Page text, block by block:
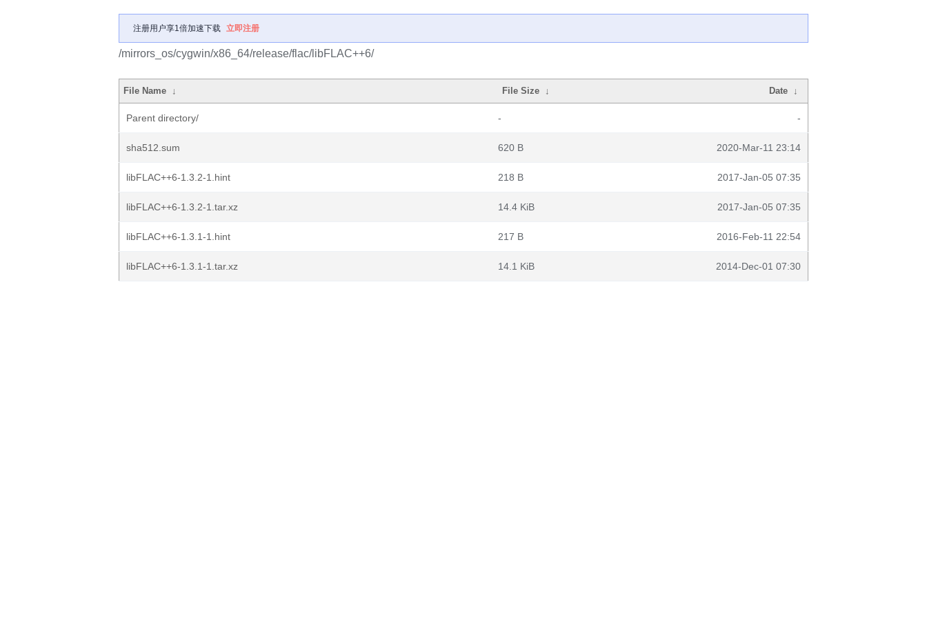
注册用户享1倍加速下载 立即注册
/mirrors_os/cygwin/x86_64/release/flac/libFLAC++6/
File Name ↓ File Size ↓ Date ↓
Parent directory/ - -
sha512.sum 620 B 2020-Mar-11 23:14
libFLAC++6-1.3.2-1.hint 218 B 2017-Jan-05 07:35
libFLAC++6-1.3.2-1.tar.xz 14.4 KiB 2017-Jan-05 07:35
libFLAC++6-1.3.1-1.hint 217 B 2016-Feb-11 22:54
libFLAC++6-1.3.1-1.tar.xz 14.1 KiB 2014-Dec-01 07:30